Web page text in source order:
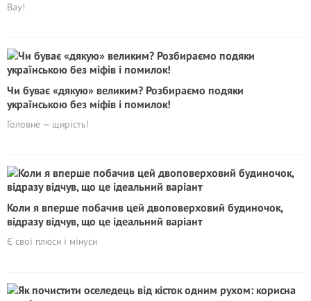
Вау!
Чи буває «дякую» великим? Розбираємо подяки
українською без міфів і помилок!
Головне — щирість!
Коли я вперше побачив цей двоповерховий будиночок,
відразу відчув, що це ідеальний варіант
Є свої плюси і мінуси